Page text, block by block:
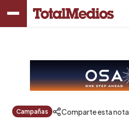
Campañas Comparte esta nota